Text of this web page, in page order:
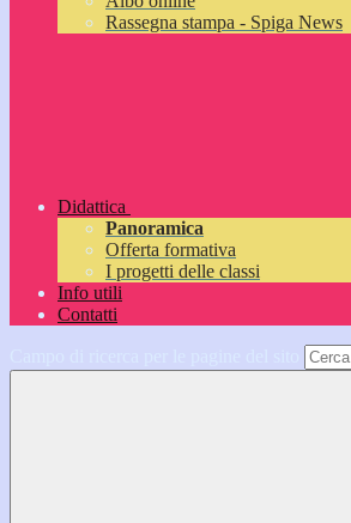
Rassegna stampa - Spiga News
Didattica
Panoramica
Offerta formativa
I progetti delle classi
Info utili
Contatti